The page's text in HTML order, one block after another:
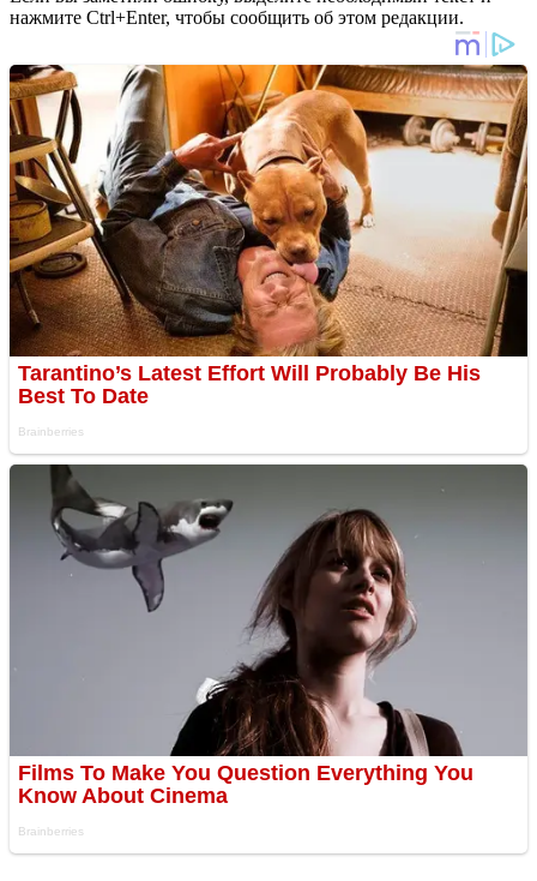
нажмите Ctrl+Enter, чтобы сообщить об этом редакции.